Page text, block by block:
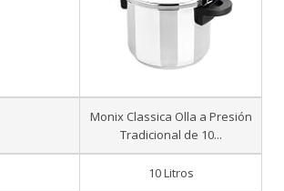
Monix Classica Olla a Presión
Tradicional de 10...
10 Litros